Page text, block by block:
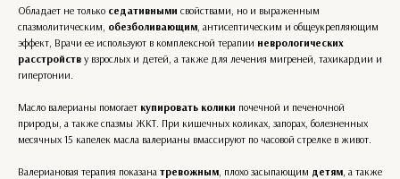
Обладает не только седативными свойствами, но и выраженным
спазмолитическим, обезболивающим, антисептическим и общеукрепляющим
эффект, Врачи ее используют в комплексной терапии неврологических
расстройств у взрослых и детей, а также для лечения мигреней, тахикардии и
гипертонии.
Масло валерианы помогает купировать колики почечной и печеночной
природы, а также спазмы ЖКТ. При кишечных коликах, запорах, болезненных
месячных 15 капелек масла валерианы вмассируют по часовой стрелке в живот.
Валериановая терапия показана тревожным, плохо засыпающим детям, а также